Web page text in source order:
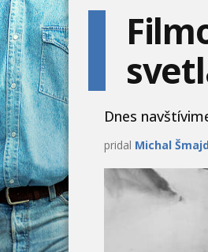
Dnes
pridal Michal